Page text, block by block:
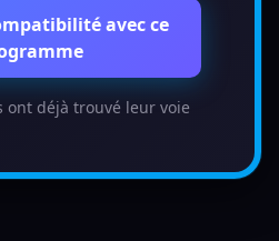
avec ce
ont déjà trouvé leur voie